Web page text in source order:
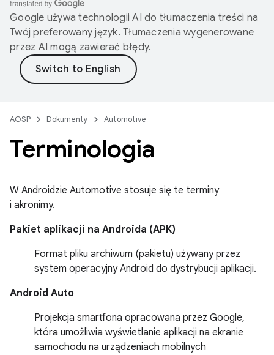
Google używa technologii AI do tłumaczenia treści na
Twój preferowany język. Tłumaczenia wygenerowane
przez AI mogą zawierać błędy.
AOSP Dokumenty Automotive
Terminologia
W Androidzie Automotive stosuje się te terminy
i akronimy.
Pakiet aplikacji na Androida (APK)
Format pliku archiwum (pakietu) używany przez
system operacyjny Android do dystrybucji aplikacji.
Android Auto
Projekcja smartfona opracowana przez Google,
która umożliwia wyświetlanie aplikacji na ekranie
samochodu na urządzeniach mobilnych